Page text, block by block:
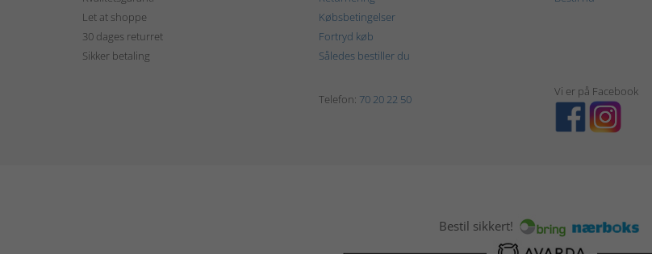
Let at shoppe
30 dages returret
Sikker betaling
Købsbetingelser
Fortryd køb
Således bestiller du
Telefon: 70 20 22 50
Vi er på Facebook
Bestil sikkert!